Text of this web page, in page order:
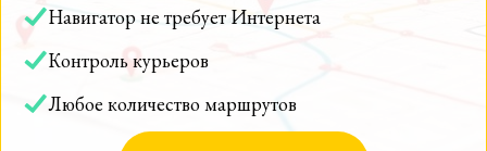
Навигатор не требует Интернета
Контроль курьеров
Любое количество маршрутов